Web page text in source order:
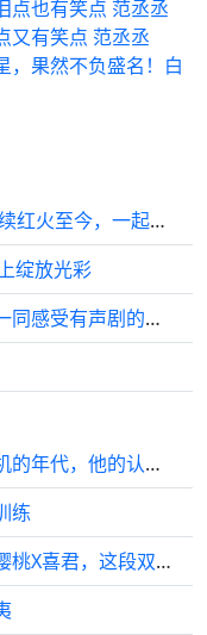
点也有笑点 范丞丞
又有笑点 范丞丞
，果然不负盛名！白
81年踏入江湖，91年已封天王，持续红火至今，一起来品鉴他的歌声如何
绽放光彩
大奉武夫许七安登场，震撼凿阵！一同感受有声剧的热血澎湃
梁思成建筑手稿曝光：在没有计算机的年代，他的认真细致令人敬佩
练
飒爽女侠与大家闺秀的奇妙组合！樱桃X喜君，这段双向奔赴的友情真是太甜了！